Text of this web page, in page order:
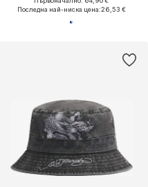
Последна най-ниска цена:26,53 €